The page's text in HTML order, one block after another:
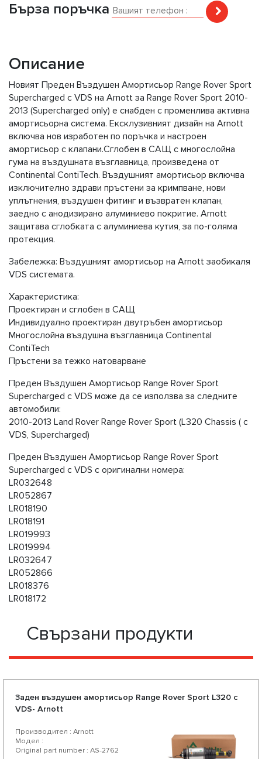
Бърза поръчка
Описание
Новият Предeн Въздушен Амортисьор Range Rover Sport
Supercharged с VDS на Arnott за Range Rover Sport 2010-
2013 (Supercharged only) е снабден с променлива активна
амортисьорна система. Ексклузивният дизайн на Arnott
включва нов изработен по поръчка и настроен
амортисьор с клапани.Сглобен в САЩ с многослойна
гума на въздушната възглавница, произведена от
Continental ContiTech. Въздушният амортисьор включва
изключително здрави пръстени за кримпване, нови
уплътнения, въздушен фитинг и възвратен клапан,
заедно с анодизирано алуминиево покритие. Arnott
защитава сглобката с алуминиева кутия, за по-голяма
протекция.
Забележка: Въздушният амортисьор на Arnott заобикаля
VDS системата.
Характеристика:
Проектиран и сглобен в САЩ
Индивидуално проектиран двутръбен амортисьор
Многослойна въздушна възглавница Continental
ContiTech
Пръстени за тежко натоварване
Предeн Въздушен Амортисьор Range Rover Sport
Supercharged с VDS може да се използва за следните
автомобили:
2010-2013 Land Rover Range Rover Sport (L320 Chassis ( с
VDS, Supercharged)
Предeн Въздушен Амортисьор Range Rover Sport
Supercharged с VDS с оригинални номера:
LR032648
LR052867
LR018190
LR018191
LR019993
LR019994
LR032647
LR052866
LR018376
LR018172
Свързани продукти
Заден въздушен амортисьор Range Rover Sport L320 с
VDS- Arnott
Производител : Arnott
Модел :
Original part number : AS-2762